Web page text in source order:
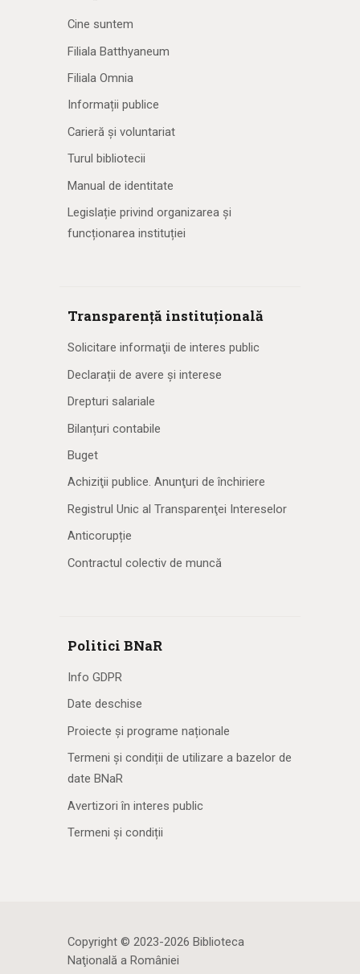
Cine suntem
Filiala Batthyaneum
Filiala Omnia
Informații publice
Carieră și voluntariat
Turul bibliotecii
Manual de identitate
Legislație privind organizarea și
funcționarea instituției
Transparență instituțională
Solicitare informaţii de interes public
Declarații de avere și interese
Drepturi salariale
Bilanțuri contabile
Buget
Achiziţii publice. Anunţuri de închiriere
Registrul Unic al Transparenţei Intereselor
Anticorupție
Contractul colectiv de muncă
Politici BNaR
Info GDPR
Date deschise
Proiecte și programe naționale
Termeni și condiții de utilizare a bazelor de
date BNaR
Avertizori în interes public
Termeni și condiții
Copyright © 2023-2026 Biblioteca
Naţională a României